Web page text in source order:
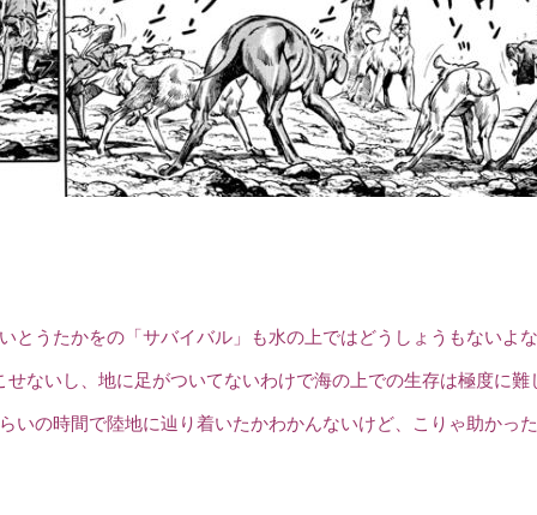
とうたかをの「サバイバル」も水の上ではどうしょうもないよ
せないし、地に足がついてないわけで海の上での生存は極度に難
いの時間で陸地に辿り着いたかわかんないけど、こりゃ助かっ